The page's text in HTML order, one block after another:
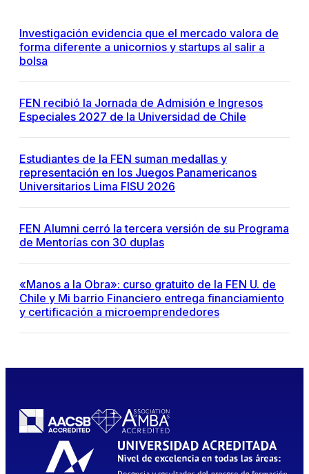
Investigación evidencia que el mercado valora de
forma diferente a unicornios y startups al salir a
bolsa
FEN recibió la Jornada de Admisión e Ingresos
Especiales 2027 de la Universidad de Chile
Estudiantes de la FEN suman medallas y
representación en los Juegos Panamericanos
Universitarios Lima FISU 2026
FEN Alumni cerró la tercera versión de su Programa
de Mentorías con 30 duplas
«Manos a la Obra»: curso gratuito de la FEN U. de
Chile y Mi barrio Financiero entrega financiamiento
y certificación a microemprendedores